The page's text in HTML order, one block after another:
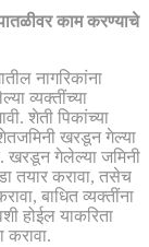
काम करण्याचे
नागरिकांना
व्यक्तींच्या
शेती पिकांच्या
खरडून गेल्या
खरडून गेलेल्या जमिनी
तयार करावा, तसेच
बाधित व्यक्तींना
होईल याकरिता
करावा.